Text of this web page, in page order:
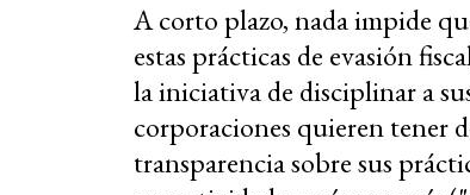
A corto plazo, nada impide
estas prácticas de evasión
la iniciativa de disciplinar a
corporaciones quieren tener
transparencia sobre sus